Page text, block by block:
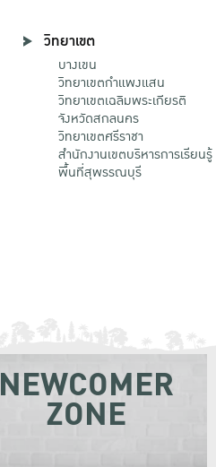
วิทยาเขต
บางเขน
วิทยาเขตกําแพงแสน
วิทยาเขตเฉลิมพระเกียรติ
จังหวัดสกลนคร
วิทยาเขตศรีราชา
สำนักงานเขตบริหารการเรียนรู้
พื้นที่สุพรรณบุรี
NEWCOMER
ZONE